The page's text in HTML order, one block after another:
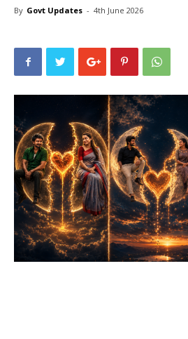
By Govt Updates - 4th June 2026